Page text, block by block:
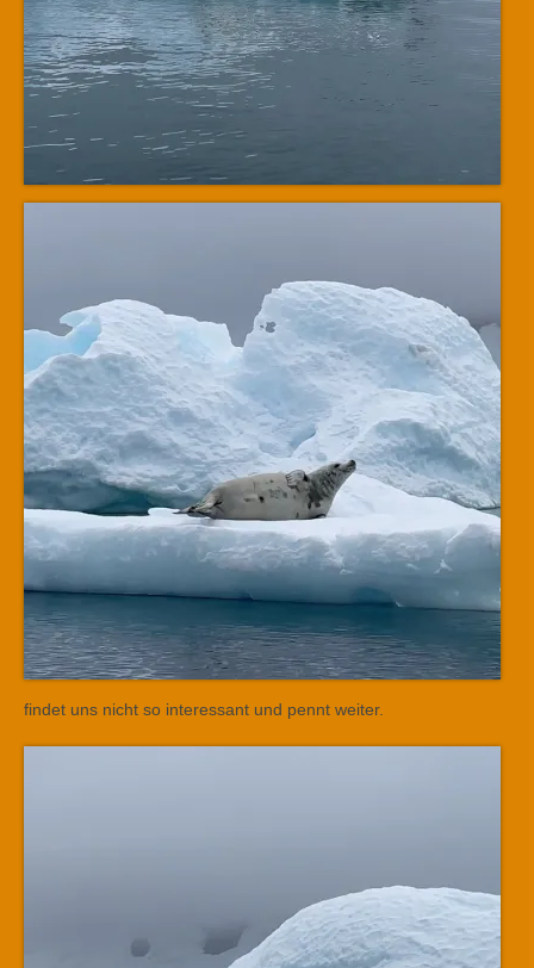
findet uns nicht so interessant und pennt weiter.